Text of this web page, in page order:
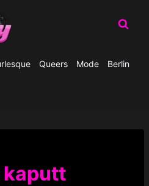
Queers Mode Berlin
kaputt